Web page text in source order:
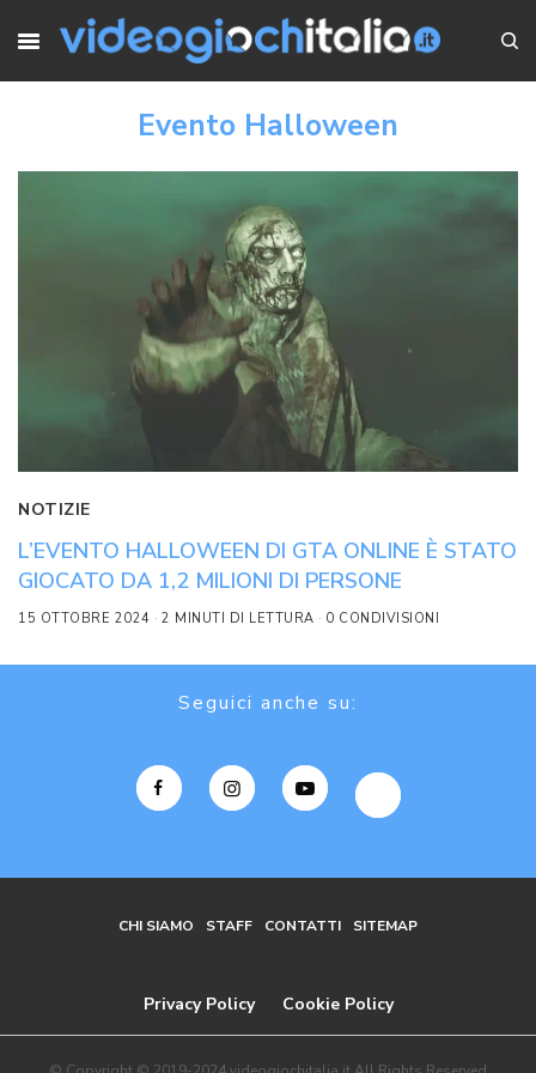
Evento Halloween
NOTIZIE
L’EVENTO HALLOWEEN DI GTA ONLINE È STATO
GIOCATO DA 1,2 MILIONI DI PERSONE
15 OTTOBRE 2024 2 MINUTI DI LETTURA 0 CONDIVISIONI
Seguici anche su:
CHI SIAMO STAFF CONTATTI SITEMAP
Privacy Policy Cookie Policy